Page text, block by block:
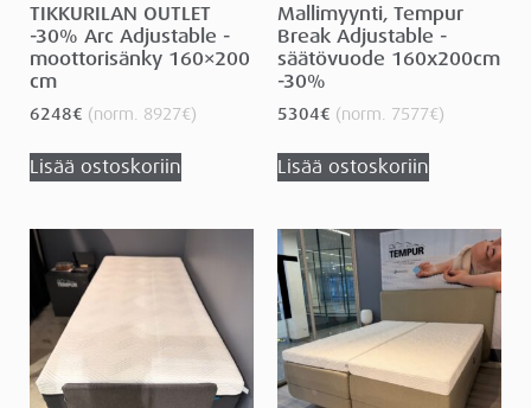
TIKKURILAN OUTLET
-30% Arc Adjustable -
moottorisänky 160×200
cm
6248€ (norm. 8927€)
Lisää ostoskoriin
Mallimyynti, Tempur
Break Adjustable -
säätövuode 160x200cm
-30%
5304€ (norm. 7577€)
Lisää ostoskoriin